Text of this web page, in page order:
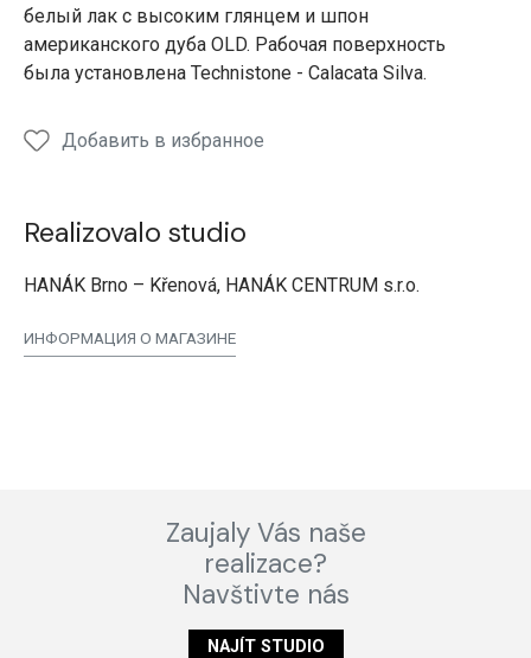
белый лак с высоким глянцем и шпон
американского дуба OLD. Рабочая поверхность
была установлена Technistone - Calacata Silva.
Добавить в избранное
Realizovalo studio
HANÁK Brno – Křenová, HANÁK CENTRUM s.r.o.
ИНФОРМАЦИЯ О МАГАЗИНЕ
Zaujaly Vás naše
realizace?
Navštivte nás
NAJÍT STUDIO